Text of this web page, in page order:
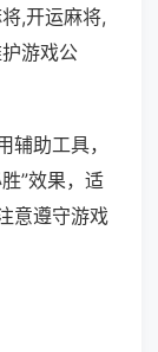
,开运麻将,
游戏公
助工具，
”效果，适
意遵守游戏